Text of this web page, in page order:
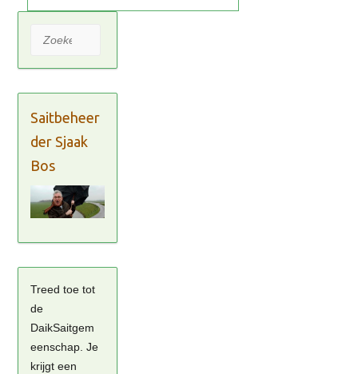
Zoeken
Saitbeheer
der Sjaak
Bos
Treed toe tot
de
DaikSaitgem
eenschap. Je
krijgt een